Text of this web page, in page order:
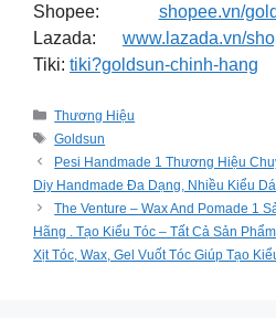
Shopee: shopee.vn/
Lazada: www.lazada.vn/
Tiki: tiki?goldsun-chinh-hang
Categories
Thương Hiệu
Tags
Goldsun
Pesi Handmade 1 Thương Hiệu
Diy Handmade Đa Dạng, Nhiều Kiểu
The Venture – Wax And Pomade 1
Hãng . Tạo Kiểu Tóc – Tất Cả Sản
Xịt Tóc, Wax, Gel Vuốt Tóc Giúp Tạo